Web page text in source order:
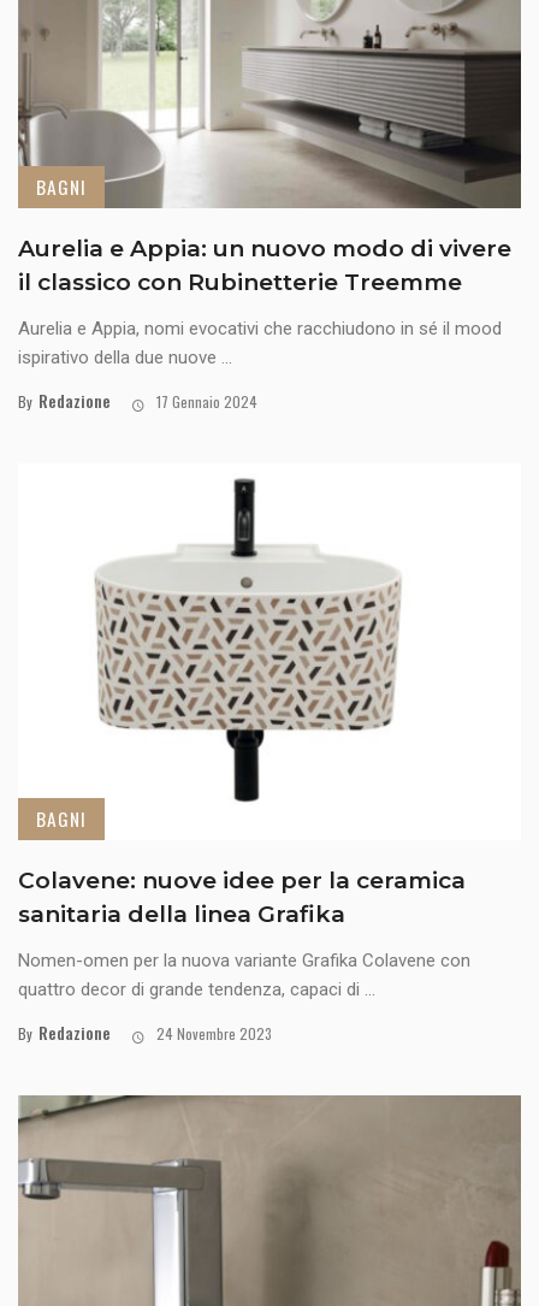
BAGNI
Aurelia e Appia: un nuovo modo di vivere
il classico con Rubinetterie Treemme
Aurelia e Appia, nomi evocativi che racchiudono in sé il mood
ispirativo della due nuove ...
By Redazione 17 Gennaio 2024
BAGNI
Colavene: nuove idee per la ceramica
sanitaria della linea Grafika
Nomen-omen per la nuova variante Grafika Colavene con
quattro decor di grande tendenza, capaci di ...
By Redazione 24 Novembre 2023